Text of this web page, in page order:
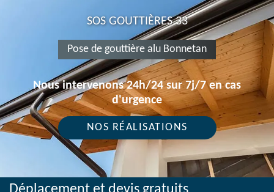
SOS GOUTTIÈRES 33
Pose de gouttière alu Bonnetan
Nous intervenons 24h/24 sur 7j/7 en cas
d'urgence
NOS RÉALISATIONS